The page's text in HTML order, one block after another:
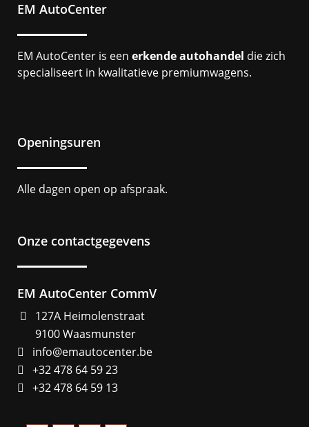
EM AutoCenter
EM AutoCenter is een erkende autohandel die zich
specialiseert in kwalitatieve premiumwagens.
Openingsuren
Alle dagen open op afspraak.
Onze contactgegevens
EM AutoCenter CommV
127A Heimolenstraat
9100 Waasmunster
info@emautocenter.be
+32 478 64 59 23
+32 478 64 59 13